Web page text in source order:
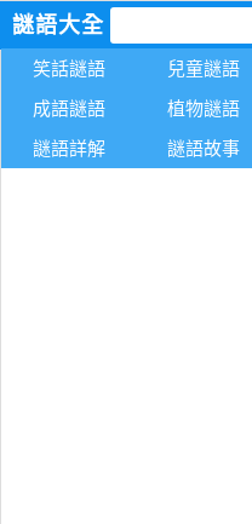
謎語大全
笑話謎語 兒童謎語
成語謎語
植物謎語
謎語詳解
謎語故事